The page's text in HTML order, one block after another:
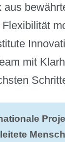
aus
mit